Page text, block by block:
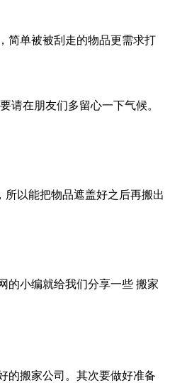
简单被被刮走的物品更需求打
在朋友们多留心一下气候。
以能把物品遮盖好之后再搬出
小编就给我们分享一些 搬家
的搬家公司。其次要做好准备